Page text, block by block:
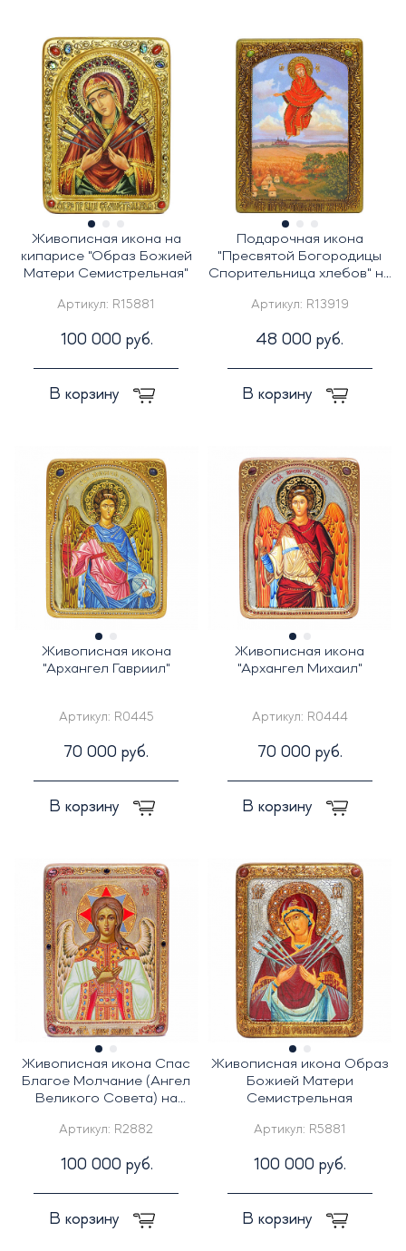
Живописная икона на
кипарисе "Образ Божией
Матери Семистрельная"
Артикул: R15881
100 000 руб.
В корзину
Подарочная икона
"Пресвятой Богородицы
Спорительница хлебов" на
Артикул: R13919
48 000 руб.
В корзину
Живописная икона
"Архангел Гавриил"
Артикул: R0445
70 000 руб.
В корзину
Живописная икона
"Архангел Михаил"
Артикул: R0444
70 000 руб.
В корзину
Живописная икона Спас
Благое Молчание (Ангел
Великого Совета) на
Артикул: R2882
100 000 руб.
В корзину
Живописная икона Образ
Божией Матери
Семистрельная
Артикул: R5881
100 000 руб.
В корзину